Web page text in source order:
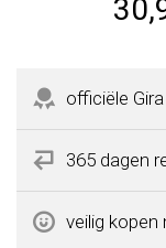
officiële
365 dagen
veilig